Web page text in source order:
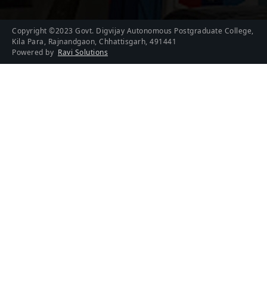
Copyright ©2023 Govt. Digvijay Autonomous Postgraduate College,
Kila Para, Rajnandgaon, Chhattisgarh, 491441
Powered by Ravi Solutions